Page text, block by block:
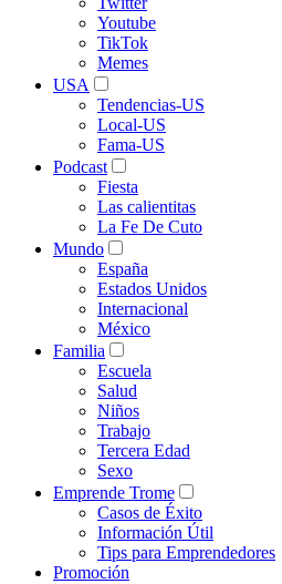
Youtube
TikTok
Memes
USA
Tendencias-US
Local-US
Fama-US
Podcast
Fiesta
Las calientitas
La Fe De Cuto
Mundo
España
Estados Unidos
Internacional
México
Familia
Escuela
Salud
Niños
Trabajo
Tercera Edad
Sexo
Emprende Trome
Casos de Éxito
Información Útil
Tips para Emprendedores
Promoción